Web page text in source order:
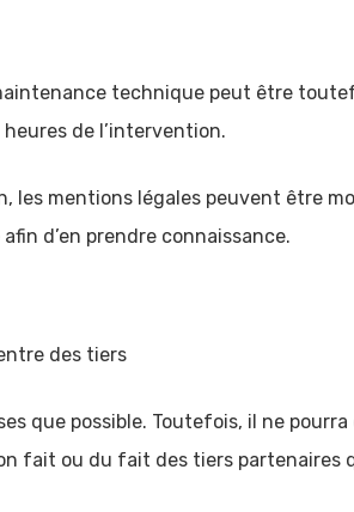
technique peut être
de l’intervention.
les mentions légales peuvent être
d’en prendre connaissance.
des tiers
que possible. Toutefois, il ne
fait ou du fait des tiers partenaires